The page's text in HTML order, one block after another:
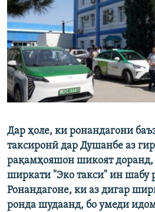
ГУЗОРИШҲОИ РАДИОӢ
Русский
ПАЙГИРӢ КУНЕД
Ҳамаи сомонаҳои RFE/RL
Дар ҳоле, ки ронандагони
таксиронӣ дар Душанбе аз
рақамҳояшон шикоят
ширкати "Эко такси" ин шабу
Ронандагоне, ки аз дигар
ронда шудаанд, бо умеди